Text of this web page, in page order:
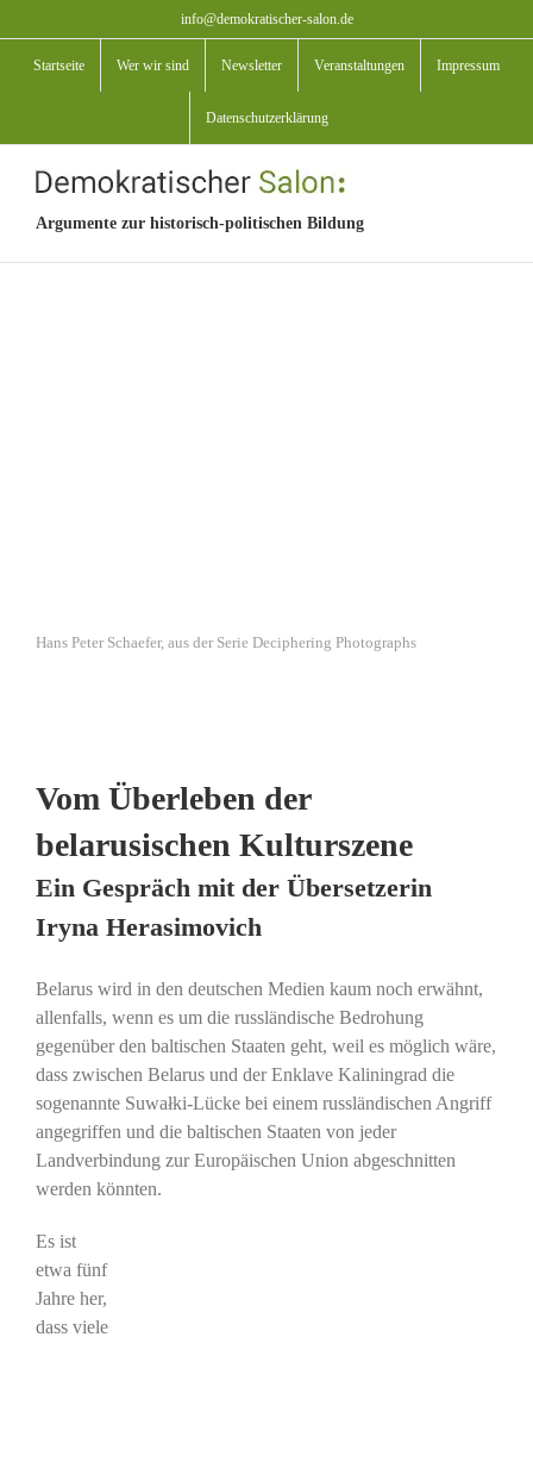
Inhalt
springen
info@demokratischer-salon.de
Startseite Wer wir sind Newsletter Veranstaltungen Impressum
Datenschutzerklärung
Argumente zur historisch-politischen Bildung
Hans Peter Schaefer, aus der Serie Deciphering Photographs
Vom Überleben der
belarusischen Kulturszene
Ein Gespräch mit der Übersetzerin
Iryna Herasimovich
Belarus wird in den deutschen Medien kaum noch erwähnt,
allenfalls, wenn es um die russländische Bedrohung
gegenüber den baltischen Staaten geht, weil es möglich wäre,
dass zwischen Belarus und der Enklave Kaliningrad die
sogenannte Suwałki-Lücke bei einem russländischen Angriff
angegriffen und die baltischen Staaten von jeder
Landverbindung zur Europäischen Union abgeschnitten
werden könnten.
Es ist
etwa fünf
Jahre her,
dass viele